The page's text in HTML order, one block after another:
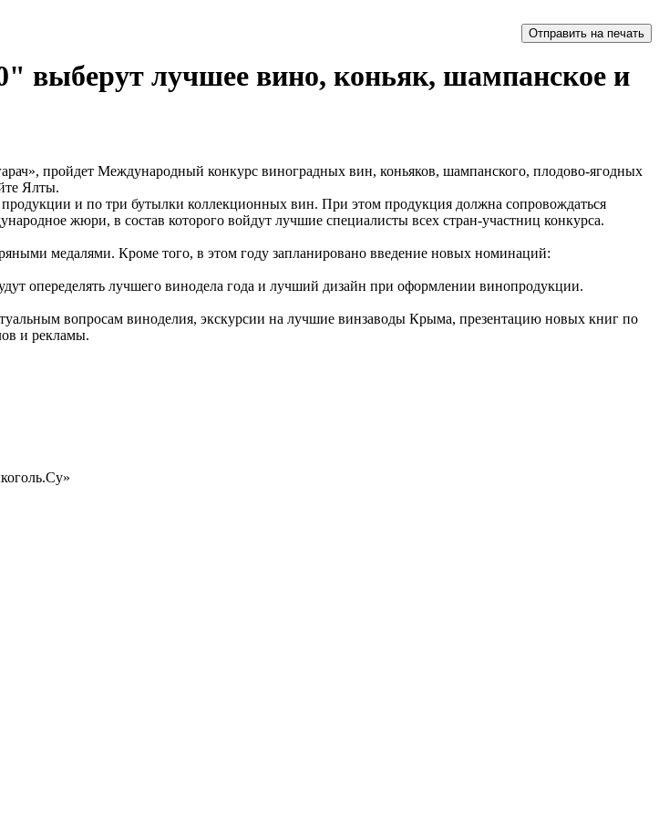
выберут лучшее вино, коньяк, шампанское и
пройдет Международный конкурс виноградных вин, коньяков, шампанского, плодово-ягодных
Ялты.
продукции и по три бутылки коллекционных вин. При этом продукция должна сопровождаться
жюри, в состав которого войдут лучшие специалисты всех стран-участниц конкурса.
медалями. Кроме того, в этом году запланировано введение новых номинаций:
опеределять лучшего винодела года и лучший дизайн при оформлении винопродукции.
вопросам виноделия, экскурсии на лучшие винзаводы Крыма, презентацию новых книг по
и рекламы.